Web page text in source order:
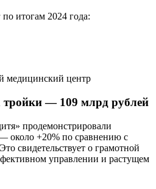
итогам 2024 года:
медицинский центр
— 109 млрд рублей
продемонстрировали
около +20% по сравнению с
свидетельствует о грамотной
управлении и растущем